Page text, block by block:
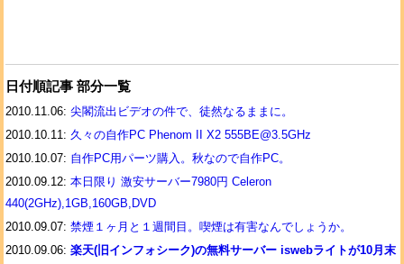
日付順記事 部分一覧
2010.11.06: 尖閣流出ビデオの件で、徒然なるままに。
2010.10.11: 久々の自作PC Phenom II X2 555BE@3.5GHz
2010.10.07: 自作PC用パーツ購入。秋なので自作PC。
2010.09.12: 本日限り 激安サーバー7980円 Celeron
440(2GHz),1GB,160GB,DVD
2010.09.07: 禁煙１ヶ月と１週間目。喫煙は有害なんでしょうか。
2010.09.06: 楽天(旧インフォシーク)の無料サーバー iswebライトが10月末